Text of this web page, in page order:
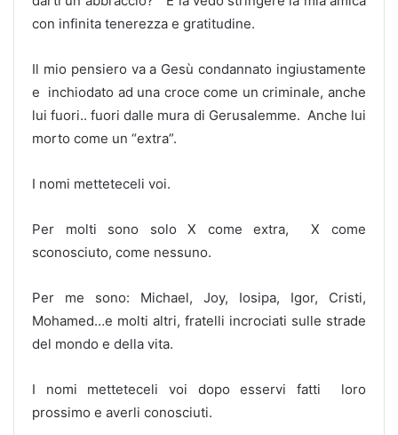
con infinita tenerezza e gratitudine.
Il mio pensiero va a Gesù condannato ingiustamente
e inchiodato ad una croce come un criminale, anche
lui fuori.. fuori dalle mura di Gerusalemme. Anche lui
morto come un “extra”.
I nomi metteteceli voi.
Per molti sono solo X come extra, X come
sconosciuto, come nessuno.
Per me sono: Michael, Joy, Iosipa, Igor, Cristi,
Mohamed…e molti altri, fratelli incrociati sulle strade
del mondo e della vita.
I nomi metteteceli voi dopo esservi fatti loro
prossimo e averli conosciuti.